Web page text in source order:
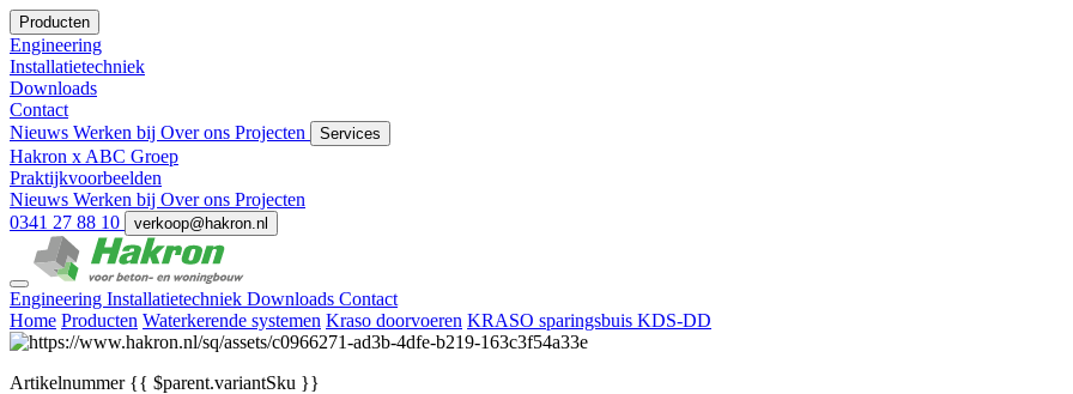
Producten
Engineering
Installatietechniek
Downloads
Contact
Nieuws Werken bij Over ons Projecten Services
Hakron x ABC Groep
Praktijkvoorbeelden
Nieuws Werken bij Over ons Projecten
0341 27 88 10
verkoop@hakron.nl
Engineering Installatietechniek Downloads Contact
Home Producten Waterkerende systemen Kraso doorvoeren KRASO sparingsbuis KDS-DD
Artikelnummer{{ $parent.variantSku }}